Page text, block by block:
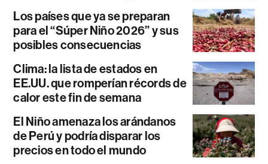
Los países que ya se preparan
para el “Súper Niño 2026” y sus
posibles consecuencias
Clima: la lista de estados en
EE.UU. que romperían récords de
calor este fin de semana
El Niño amenaza los arándanos
de Perú y podría disparar los
precios en todo el mundo